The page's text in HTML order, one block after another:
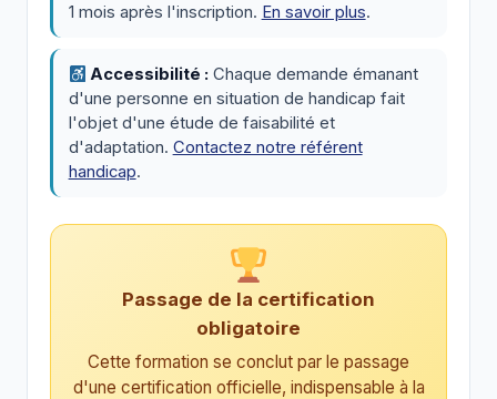
1 mois après l'inscription. En savoir plus.
Accessibilité : Chaque demande émanant
d'une personne en situation de handicap fait
l'objet d'une étude de faisabilité et
d'adaptation. Contactez notre référent
handicap.
Passage de la certification
obligatoire
Cette formation se conclut par le passage
d'une certification officielle, indispensable à la